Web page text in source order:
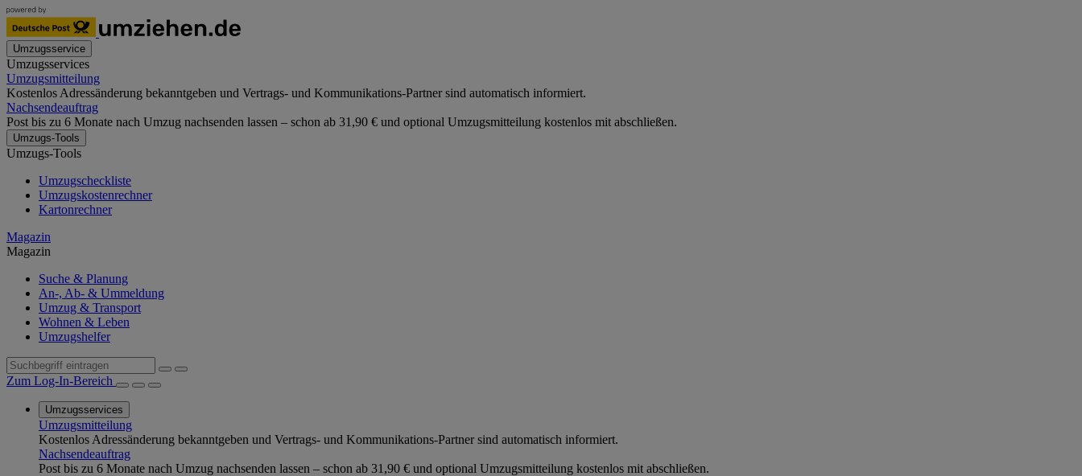
Umzugsservice
Umzugsservices
Umzugsmitteilung
Kostenlos Adressänderung bekanntgeben und Vertrags- und Kommunikations-Partner sind automatisch informiert.
Nachsendeauftrag
Post bis zu 6 Monate nach Umzug nachsenden lassen – schon ab 31,90 € und optional Umzugsmitteilung kostenlos mit abschließen.
Umzugs-Tools
Umzugs-Tools
Umzugscheckliste
Umzugskostenrechner
Kartonrechner
Magazin
Magazin
Suche & Planung
An-, Ab- & Ummeldung
Umzug & Transport
Wohnen & Leben
Umzugshelfer
Zum Log-In-Bereich
Umzugsservices
Umzugsmitteilung
Kostenlos Adressänderung bekanntgeben und Vertrags- und Kommunikations-Partner sind automatisch informiert.
Nachsendeauftrag
Post bis zu 6 Monate nach Umzug nachsenden lassen – schon ab 31,90 € und optional Umzugsmitteilung kostenlos mit abschließen.